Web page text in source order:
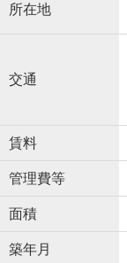
所在地
交通
賃料
管理費等
面積
築年月